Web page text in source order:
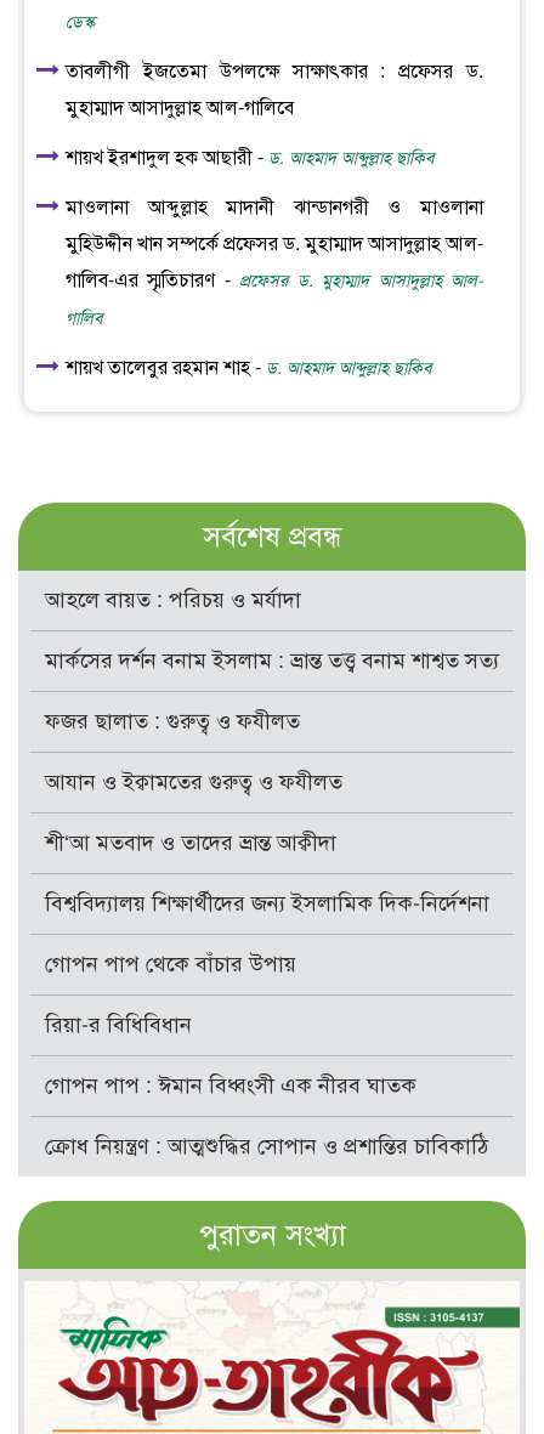
ডেস্ক
তাবলীগী ইজতেমা উপলক্ষে সাক্ষাৎকার : প্রফেসর ড.
মুহাম্মাদ আসাদুল্লাহ আল-গালিবে
শায়খ ইরশাদুল হক আছারী - ড. আহমাদ আব্দুল্লাহ ছাকিব
মাওলানা আব্দুল্লাহ মাদানী ঝান্ডানগরী ও মাওলানা
মুহিউদ্দীন খান সম্পর্কে প্রফেসর ড. মুহাম্মাদ আসাদুল্লাহ আল-
গালিব-এর স্মৃতিচারণ -প্রফেসর ড. মুহাম্মাদ আসাদুল্লাহ আল-
গালিব
শায়খ তালেবুর রহমান শাহ - ড. আহমাদ আব্দুল্লাহ ছাকিব
সর্বশেষ প্রবন্ধ
আহলে বায়ত : পরিচয় ও মর্যাদা
মার্কসের দর্শন বনাম ইসলাম : ভ্রান্ত তত্ত্ব বনাম শাশ্বত সত্য
ফজর ছালাত : গুরুত্ব ও ফযীলত
আযান ও ইক্বামতের গুরুত্ব ও ফযীলত
শী‘আ মতবাদ ও তাদের ভ্রান্ত আক্বীদা
বিশ্ববিদ্যালয় শিক্ষার্থীদের জন্য ইসলামিক দিক-নির্দেশনা
গোপন পাপ থেকে বাঁচার উপায়
রিয়া-র বিধিবিধান
গোপন পাপ : ঈমান বিধ্বংসী এক নীরব ঘাতক
ক্রোধ নিয়ন্ত্রণ : আত্মশুদ্ধির সোপান ও প্রশান্তির চাবিকাঠি
পুরাতন সংখ্যা